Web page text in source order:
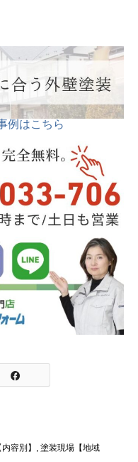
例はこちら
容別】
塗装現場【地域